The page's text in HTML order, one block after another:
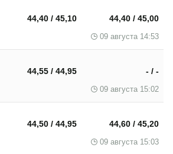
44,40 / 45,10 44,40 / 45,00
09 августа 14:53
44,55 / 44,95 - / -
09 августа 15:02
44,50 / 44,95 44,60 / 45,20
09 августа 15:03